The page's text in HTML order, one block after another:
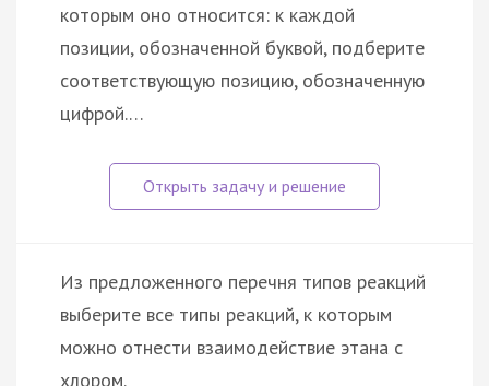
которым оно относится: к каждой
позиции, обозначенной буквой, подберите
соответствующую позицию, обозначенную
цифрой.…
Из предложенного перечня типов реакций
выберите все типы реакций, к которым
можно отнести взаимодействие этана с
хлором.